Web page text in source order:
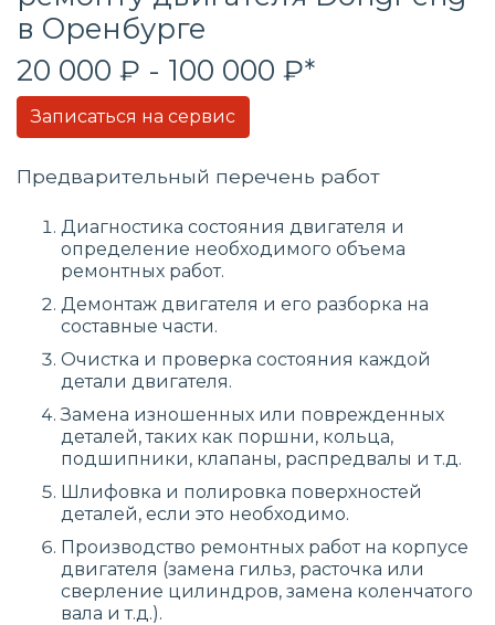
в Оренбурге
20 000 ₽ - 100 000 ₽*
Записаться на сервис
Предварительный перечень работ
Диагностика состояния двигателя и
определение необходимого объема
ремонтных работ.
Демонтаж двигателя и его разборка на
составные части.
Очистка и проверка состояния каждой
детали двигателя.
Замена изношенных или поврежденных
деталей, таких как поршни, кольца,
подшипники, клапаны, распредвалы и т.д.
Шлифовка и полировка поверхностей
деталей, если это необходимо.
Производство ремонтных работ на корпусе
двигателя (замена гильз, расточка или
сверление цилиндров, замена коленчатого
вала и т.д.).